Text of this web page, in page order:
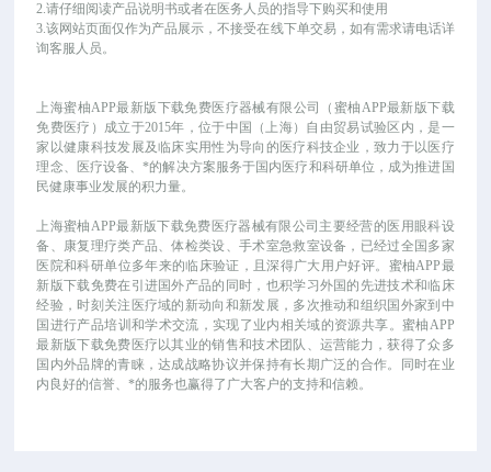
2.请仔细阅读产品说明书或者在医务人员的指导下购买和使用
3.该网站页面仅作为产品展示，不接受在线下单交易，如有需求请电话详
询客服人员。
上海蜜柚APP最新版下载免费医疗器械有限公司（蜜柚APP最新版下载
免费医疗）成立于2015年，位于中国（上海）自由贸易试验区内，是一
家以健康科技发展及临床实用性为导向的医疗科技企业，致力于以医疗
理念、医疗设备、*的解决方案服务于国内医疗和科研单位，成为推进国
民健康事业发展的积力量。
上海蜜柚APP最新版下载免费医疗器械有限公司主要经营的医用眼科设
备、康复理疗类产品、体检类设、手术室急救室设备，已经过全国多家
医院和科研单位多年来的临床验证，且深得广大用户好评。蜜柚APP最
新版下载免费在引进国外产品的同时，也积学习外国的先进技术和临床
经验，时刻关注医疗域的新动向和新发展，多次推动和组织国外家到中
国进行产品培训和学术交流，实现了业内相关域的资源共享。蜜柚APP
最新版下载免费医疗以其业的销售和技术团队、运营能力，获得了众多
国内外品牌的青睐，达成战略协议并保持有长期广泛的合作。同时在业
内良好的信誉、*的服务也赢得了广大客户的支持和信赖。